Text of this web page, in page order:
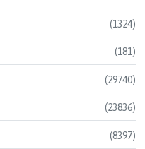
(1324)
(181)
(29740)
(23836)
(8397)